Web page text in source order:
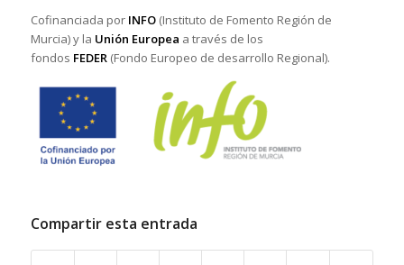
Cofinanciada por INFO(Instituto de Fomento Región de
Murcia) y la Unión Europea a través de los
fondos FEDER(Fondo Europeo de desarrollo Regional).
Compartir esta entrada